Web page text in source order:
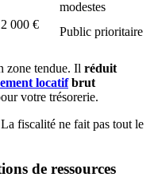
modestes
000 €
Public prioritaire
zone tendue. Il réduit
locatifbrut
votre trésorerie.
fiscalité ne fait pas tout le
de ressources